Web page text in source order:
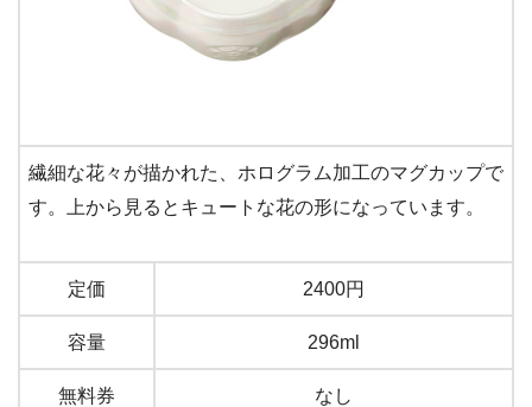
繊細な花々が描かれた、ホログラム加工のマグカップで
す。上から見るとキュートな花の形になっています。
定価 2400円
容量 296ml
無料券 なし